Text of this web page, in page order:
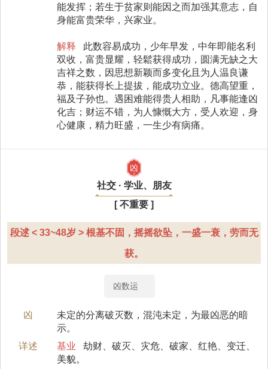
能发挥；若生于贫家则能因之而加强其意志，自
身能富贵荣华，兴家业。
解释
此数容易成功，少年早发，中年即能名利
双收，富贵显耀，轻鬆获得成功，圆满无缺之大
吉祥之数，因思想新颖而多变化且为人温良谦
恭，能获得长上提拔，能成功立业。德高望重，
福及子孙也。遇困难能得贵人相助，凡事能逢凶
化吉；财运不错，为人慷慨大方，受人欢迎，身
心健康，精力旺盛，一生少有病痛。
凶
社交 · 学业、朋友
[ 不重要 ]
段逑 < 33~48岁 > 根基不固，摇摇欲坠，一盛一衰，劳而无
获。
凶数运
凶
未定的分离破灭数，混沌未定，为最凶恶的暗
示。
详述
基业
劫财、破灭、灾危、破家、红艳、变迁、
美貌。